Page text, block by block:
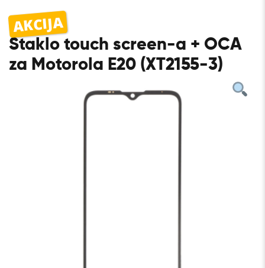
AKCIJA
Staklo touch screen-a + OCA
za Motorola E20 (XT2155-3)